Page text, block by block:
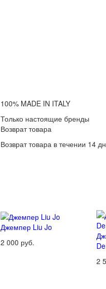
100% MADE IN ITALY
Только настоящие бренды
Возврат товара
Возврат товара в течении 14
Джемпер Liu Jo
2 000 руб.
2